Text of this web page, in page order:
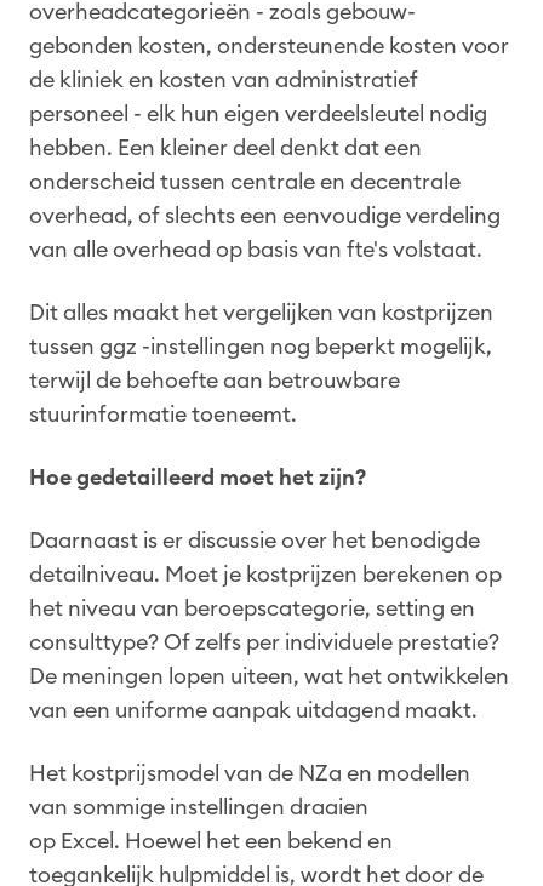
overheadcategorieën - zoals gebouw-
gebonden kosten, ondersteunende kosten voor
de kliniek en kosten van administratief
personeel - elk hun eigen verdeelsleutel nodig
hebben. Een kleiner deel denkt dat een
onderscheid tussen centrale en decentrale
overhead, of slechts een eenvoudige verdeling
van alle overhead op basis van fte's volstaat.
Dit alles maakt het vergelijken van kostprijzen
tussen ggz -instellingen nog beperkt mogelijk,
terwijl de behoefte aan betrouwbare
stuurinformatie toeneemt.
Hoe gedetailleerd moet het zijn?
Daarnaast is er discussie over het benodigde
detailniveau. Moet je kostprijzen berekenen op
het niveau van beroepscategorie, setting en
consulttype? Of zelfs per individuele prestatie?
De meningen lopen uiteen, wat het ontwikkelen
van een uniforme aanpak uitdagend maakt.
Het kostprijsmodel van de NZa en modellen
van sommige instellingen draaien
op Excel. Hoewel het een bekend en
toegankelijk hulpmiddel is, wordt het door de